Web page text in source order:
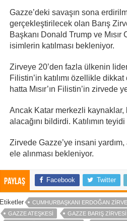
Gazze’deki savaşın sona
gerçekleştirilecek olan Barış
Başkanı Donald Trump ve
isimlerin katılması bekleniyor.
Zirveye 20’den fazla ülkenin
Filistin’in katılımı özellikle
hatta Mısır’ın Filistin’in
Ancak Katar merkezli kaynaklar,
alacağını bildirdi. Katılımın
Zirvede Gazze’ye insani
ele alınması bekleniyor.
Paylaş Facebook Twitter
Etiketler CUMHURBAŞKANI ERDOĞAN ZIRVE
GAZZE ATEŞKESI
GAZZE BARIŞ ZIRVESI